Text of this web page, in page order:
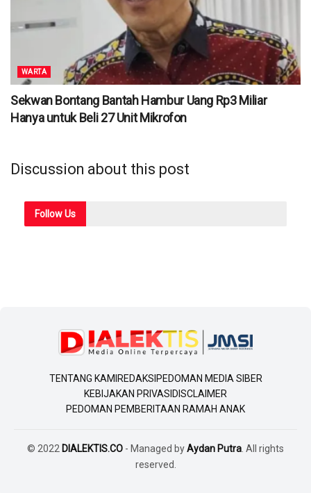
WARTA
Sekwan Bontang Bantah Hambur Uang Rp3 Miliar
Hanya untuk Beli 27 Unit Mikrofon
Discussion about this post
FollowUs
TENTANG KAMIREDAKSIPEDOMAN MEDIA SIBER
KEBIJAKAN PRIVASIDISCLAIMER
PEDOMAN PEMBERITAAN RAMAH ANAK
© 2022 DIALEKTIS.CO - Managed byAydan Putra . All rights
reserved.